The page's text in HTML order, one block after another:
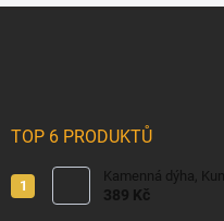
TOP 6 PRODUKTŮ
Kamenná dýha,
389 Kč